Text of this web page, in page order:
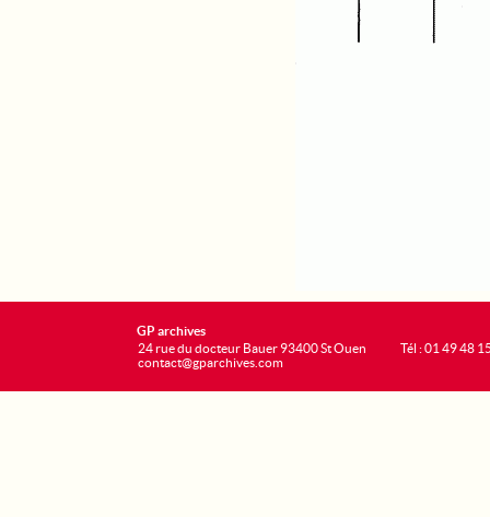
GP archives
24 rue du docteur Bauer 93400 St Ouen
contact@gparchives.com
Tél : 01 49 48